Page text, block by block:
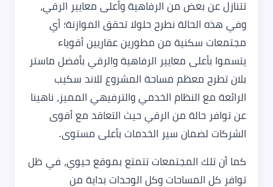
تتنازل عن بعض من الرفاهية وأعلى معايير الرقي،
وفي هذه الحالة نطرح حلولا تحقق الموازنة؛ أي
مجتمعات سكنية من مطورين عقاريين أقوياء
يتسموا بأعلى معايير الرفاهية والرقي بأفضل ماستر
بلان تطرح معظم مساحة المشروع للاند سكيب
الرائعة مع النظام الخدمي والترفيهي المميز، ناهينا
عن توافر حالة من الرقي حيث التعاقد مع أقوى
الشركات لضمان سير الخدمات بأعلى مستوى.
كما أن تلك المجتمعات تتمتع بموقع حيوي، في ظل
توافر كل المساحات وكل الوحدات بداية من